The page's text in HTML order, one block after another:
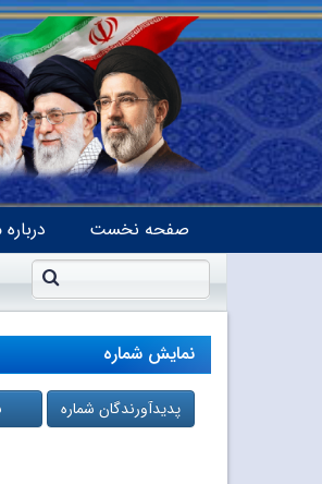
صفحه نخست درباره
نمایش شماره
پدیدآورندگان شماره